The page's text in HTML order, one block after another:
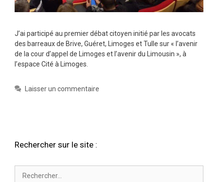
J’ai participé au premier débat citoyen initié par les avocats
des barreaux de Brive, Guéret, Limoges et Tulle sur « l’avenir
de la cour d’appel de Limoges et l’avenir du Limousin », à
l’espace Cité à Limoges.
Laisser un commentaire
Rechercher sur le site :